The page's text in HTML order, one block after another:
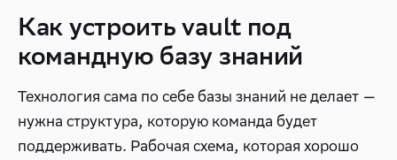
Как устроить vault под
командную базу знаний
Технология сама по себе базы знаний не делает —
нужна структура, которую команда будет
поддерживать. Рабочая схема, которая хорошо